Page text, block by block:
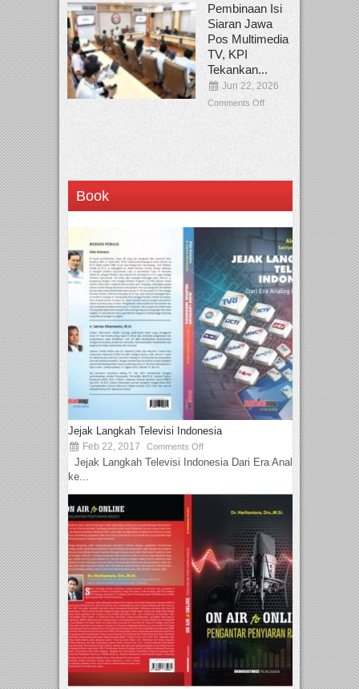
Pembinaan Isi
Siaran Jawa
Pos Multimedia
TV, KPI
Tekankan...
Jun 22, 2026
Comments Off
Book
Jejak Langkah Televisi Indonesia
Feb 22, 2017 Comments Off
Jejak Langkah Televisi Indonesia Dari Era Analog
ke...